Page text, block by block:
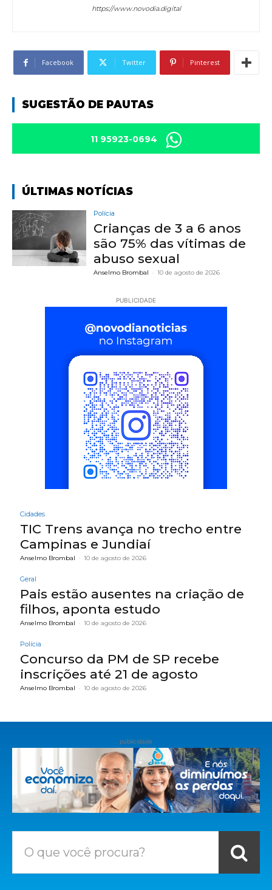
https://www.novodia.digital
Facebook Twitter Pinterest
SUGESTÃO DE PAUTAS
11 95923-0694
ÚLTIMAS NOTÍCIAS
Polícia
Crianças de 3 a 6 anos
são 75% das vítimas de
abuso sexual
Anselmo Brombal - 10 de agosto de 2026
PUBLICIDADE
Cidades
TIC Trens avança no trecho entre
Campinas e Jundiaí
Anselmo Brombal - 10 de agosto de 2026
Geral
Pais estão ausentes na criação de
filhos, aponta estudo
Anselmo Brombal - 10 de agosto de 2026
Polícia
Concurso da PM de SP recebe
inscrições até 21 de agosto
Anselmo Brombal - 10 de agosto de 2026
publicidade
O que você procura?